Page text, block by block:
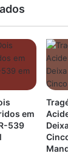
em
539